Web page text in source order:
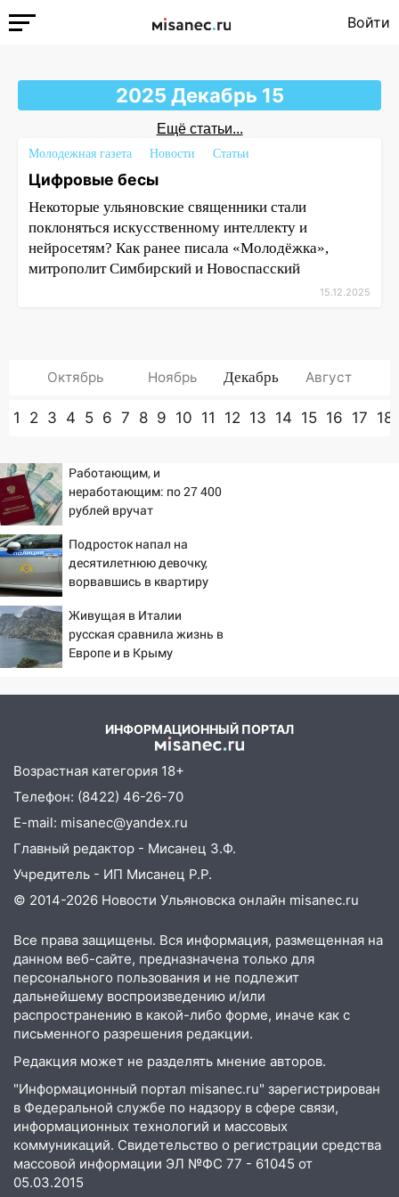
Войти
2025 Декабрь 15
Ещё статьи...
Молодежная газета Новости Статьи
Цифровые бесы
Некоторые ульяновские священники стали
поклоняться искусственному интеллекту и
нейросетям? Как ранее писала «Молодёжка»,
митрополит Симбирский и Новоспасский
15.12.2025
Октябрь Ноябрь Декабрь Август
1 2 3 4 5 6 7 8 9 10 11 12 13 14 15 16 17 18
Работающим, и
неработающим: по 27 400
рублей вручат
PrimaMedia.ru
Подросток напал на
десятилетнюю девочку,
ворвавшись в квартиру
Живущая в Италии
русская сравнила жизнь в
Европе и в Крыму
ИНФОРМАЦИОННЫЙ ПОРТАЛ
Возрастная категория 18+
Телефон: (8422) 46-26-70
E-mail: misanec@yandex.ru
Главный редактор - Мисанец З.Ф.
Учредитель - ИП Мисанец Р.Р.
© 2014-2026 Новости Ульяновска онлайн misanec.ru
Все права защищены. Вся информация, размещенная на
данном веб-сайте, предназначена только для
персонального пользования и не подлежит
дальнейшему воспроизведению и/или
распространению в какой-либо форме, иначе как с
письменного разрешения редакции.
Редакция может не разделять мнение авторов.
"Информационный портал misanec.ru" зарегистрирован
в Федеральной службе по надзору в сфере связи,
информационных технологий и массовых
коммуникаций. Свидетельство о регистрации средства
массовой информации ЭЛ №ФС 77 - 61045 от
05.03.2015